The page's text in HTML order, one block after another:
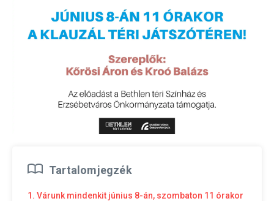
Tartalomjegzék
1. Várunk mindenkit június 8-án, szombaton 11 órakor